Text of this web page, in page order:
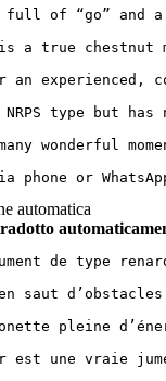
full of “go” and
is a true
an experienced,
type but
many wonderful
or
automatica
de type
saut
pleine
est une vraie